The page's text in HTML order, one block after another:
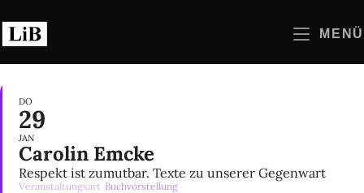
Inhalt
springen
MENÜ
DO
29
JAN
Carolin Emcke
Respekt ist zumutbar. Texte zu unserer Gegenwart
Veranstaltungsart Buchvorstellung